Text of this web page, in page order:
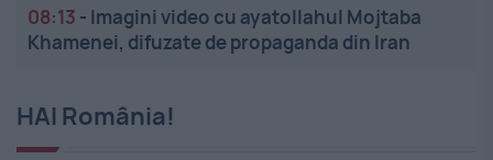
08:13 - Imagini video cu ayatollahul Mojtaba
Khamenei, difuzate de propaganda din Iran
HAI România!